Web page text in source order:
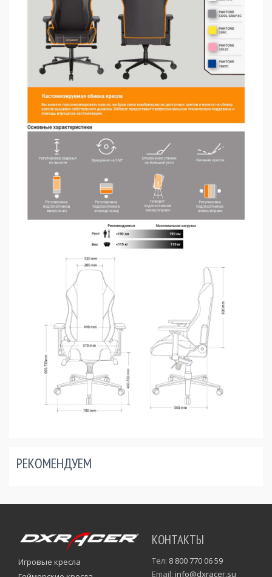
РЕКОМЕНДУЕМ
Игровые кресла
КОНТАКТЫ
Тел: 8 800 770 06 59
Email: info@dxracer.su